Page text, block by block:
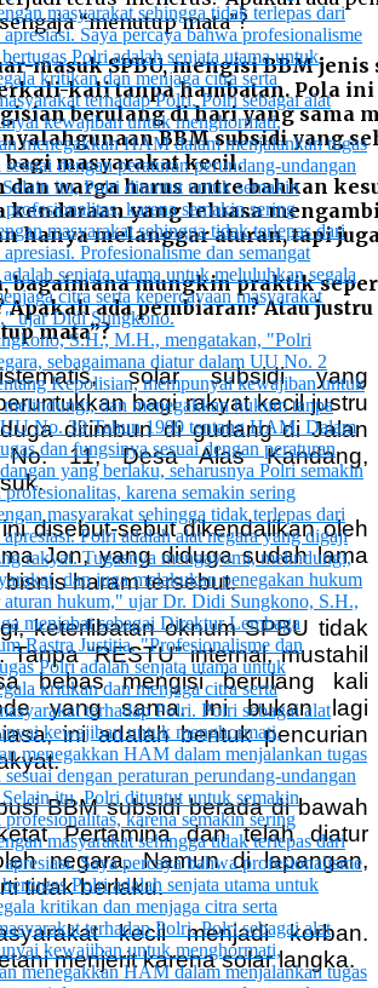
masuk SPBU, mengisi BBM
kali tanpa hambatan. Pola
berulang di hari yang sama
BBM subsidi yang
masyarakat kecil.
dan warga harus antre bahkan
kendaraan yang leluasa
hanya melanggar aturan, tapi
bagaimana mungkin praktik
Apakah ada pembiaran? Atau
mata”?
solar subsidi yang
bagi rakyat kecil justru
ditimbun di gudang di Jalan
11, Desa Alas Kandang,
disebut-sebut dikendalikan oleh
Jon, yang diduga sudah lama
haram tersebut.
keterlibatan oknum SPBU tidak
“RESTU” internal, mustahil
bebas mengisi berulang kali
yang sama. Ini bukan lagi
ini adalah bentuk pencurian
BBM subsidi berada di bawah
Pertamina dan telah diatur
negara. Namun di lapangan,
tidak berlaku.
kecil menjadi korban.
menjerit karena solar langka.